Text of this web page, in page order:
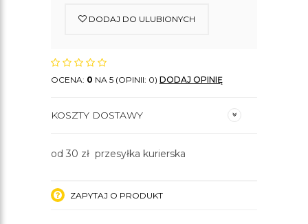
DODAJ DO ULUBIONYCH
OCENA: 0 NA 5 (OPINII: 0) DODAJ OPINIĘ
KOSZTY DOSTAWY
od 30 zł przesyłka kurierska
ZAPYTAJ O PRODUKT